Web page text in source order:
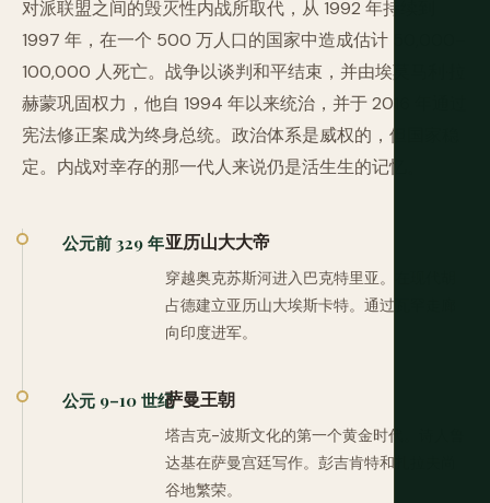
对派联盟之间的毁灭性内战所取代，从 1992 年持续到
1997 年，在一个 500 万人口的国家中造成估计 50,000–
100,000 人死亡。战争以谈判和平结束，并由埃莫马利·拉
赫蒙巩固权力，他自 1994 年以来统治，并于 2016 年通过
宪法修正案成为终身总统。政治体系是威权的，但国家稳
定。内战对幸存的那一代人来说仍是活生生的记忆。
公元前 329 年亚历山大大帝
穿越奥克苏斯河进入巴克特里亚。在现代胡
占德建立亚历山大埃斯卡特。通过瓦罕走廊
向印度进军。
公元 9–10 世纪萨曼王朝
塔吉克-波斯文化的第一个黄金时代。诗人鲁
达基在萨曼宫廷写作。彭吉肯特和扎拉夫尚
谷地繁荣。